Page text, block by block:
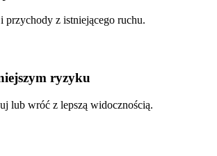
przychody z istniejącego ruchu.
ryzyku
lub wróć z lepszą widocznością.